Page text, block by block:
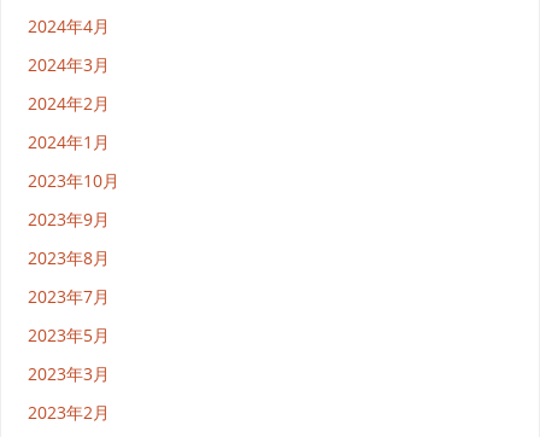
2024年4月
2024年3月
2024年2月
2024年1月
2023年10月
2023年9月
2023年8月
2023年7月
2023年5月
2023年3月
2023年2月